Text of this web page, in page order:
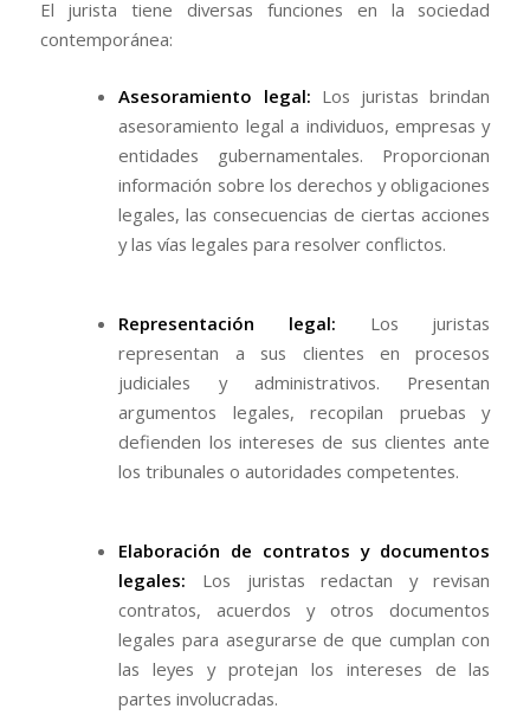
El jurista tiene diversas funciones en la sociedad
contemporánea:
Asesoramiento legal: Los juristas brindan
asesoramiento legal a individuos, empresas y
entidades gubernamentales. Proporcionan
información sobre los derechos y obligaciones
legales, las consecuencias de ciertas acciones
y las vías legales para resolver conflictos.
Representación legal: Los juristas
representan a sus clientes en procesos
judiciales y administrativos. Presentan
argumentos legales, recopilan pruebas y
defienden los intereses de sus clientes ante
los tribunales o autoridades competentes.
Elaboración de contratos y documentos
legales: Los juristas redactan y revisan
contratos, acuerdos y otros documentos
legales para asegurarse de que cumplan con
las leyes y protejan los intereses de las
partes involucradas.